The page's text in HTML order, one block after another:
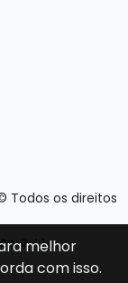
Todos os direitos
2.4.1
melhor
com isso.